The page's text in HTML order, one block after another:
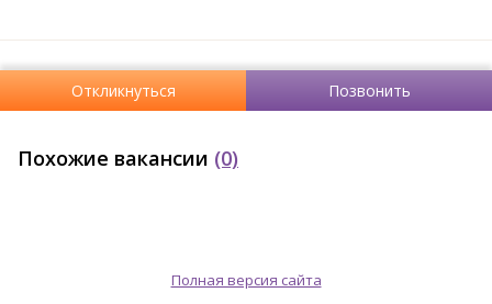
Откликнуться Позвонить
Похожие вакансии (0)
Полная версия сайта